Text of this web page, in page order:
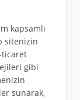
kapsamlı
sitenizin
ticaret
gibi
sunarak,